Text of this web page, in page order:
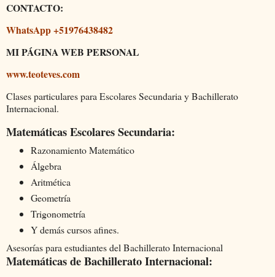
CONTACTO:
WhatsApp +51976438482
MI PÁGINA WEB PERSONAL
www.teoteves.com
Clases particulares para Escolares Secundaria y Bachillerato
Internacional.
Matemáticas Escolares Secundaria:
Razonamiento Matemático
Álgebra
Aritmética
Geometría
Trigonometría
Y demás cursos afines.
Asesorías para estudiantes del Bachillerato Internacional
Matemáticas de Bachillerato Internacional: